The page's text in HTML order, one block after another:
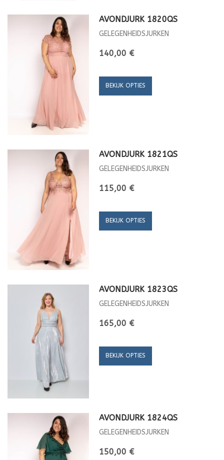
AVONDJURK 1820QS
GELEGENHEIDSJURKEN
140,00 €
BEKIJK OPTIES
AVONDJURK 1821QS
GELEGENHEIDSJURKEN
115,00 €
BEKIJK OPTIES
AVONDJURK 1823QS
GELEGENHEIDSJURKEN
165,00 €
BEKIJK OPTIES
AVONDJURK 1824QS
GELEGENHEIDSJURKEN
150,00 €